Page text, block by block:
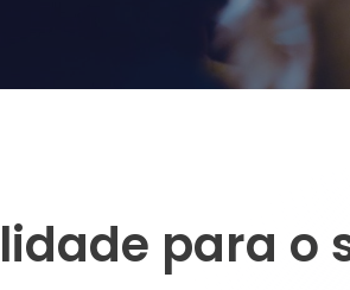
para o